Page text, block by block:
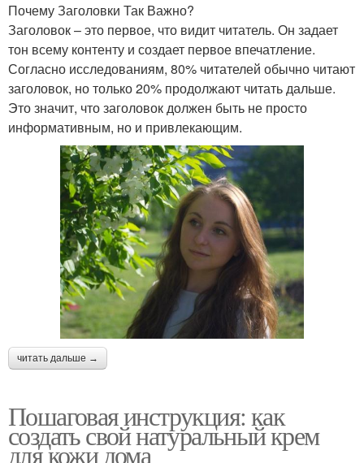
Почему Заголовки Так Важно?
Заголовок – это первое, что видит читатель. Он задает
тон всему контенту и создает первое впечатление.
Согласно исследованиям, 80% читателей обычно читают
заголовок, но только 20% продолжают читать дальше.
Это значит, что заголовок должен быть не просто
информативным, но и привлекающим.
читать дальше →
Пошаговая инструкция: как
создать свой натуральный крем
для кожи дома